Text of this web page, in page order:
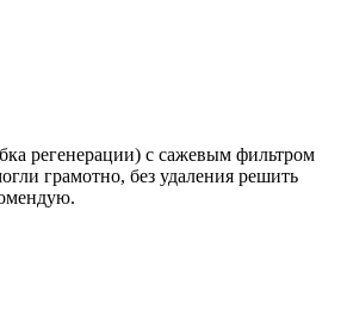
регенерации) с сажевым фильтром
грамотно, без удаления решить